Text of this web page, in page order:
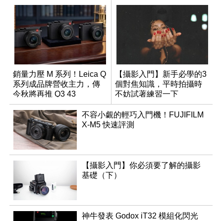
銷量力壓 M 系列！Leica Q
系列成品牌營收主力，傳
今秋將再推 Q3 43
Monochrom
【攝影入門】新手必學的3
個對焦知識，平時拍攝時
不妨試著練習一下
不容小覷的輕巧入門機！FUJIFILM
X-M5 快速評測
【攝影入門】你必須要了解的攝影
基礎（下）
神牛發表 Godox iT32 模組化閃光